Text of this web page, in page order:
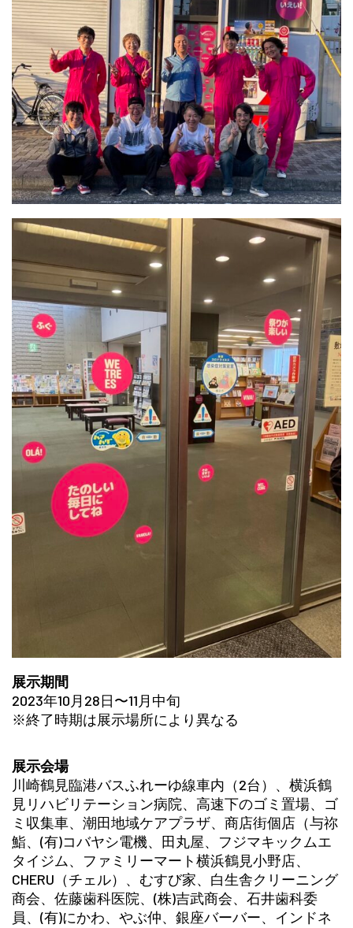
展示期間
2023年10月28日〜11月中旬
※終了時期は展示場所により異なる
展示会場
川崎鶴見臨港バスふれーゆ線車内（2台）、横浜鶴
見リハビリテーション病院、高速下のゴミ置場、ゴ
ミ収集車、潮田地域ケアプラザ、商店街個店（与祢
鮨、(有)コバヤシ電機、田丸屋、フジマキックムエ
タイジム、ファミリーマート横浜鶴見小野店、
CHERU（チェル）、むすび家、白生舎クリーニング
商会、佐藤歯科医院、(株)吉武商会、石井歯科委
員、(有)にかわ、やぶ仲、銀座バーバー、インドネ